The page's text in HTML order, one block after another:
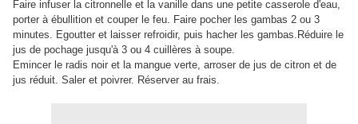
Faire infuser la citronnelle et la vanille dans une petite casserole d'eau,
porter à ébullition et couper le feu. Faire pocher les gambas 2 ou 3
minutes. Egoutter et laisser refroidir, puis hacher les gambas.Réduire le
jus de pochage jusqu'à 3 ou 4 cuillères à soupe.
Emincer le radis noir et la mangue verte, arroser de jus de citron et de
jus réduit. Saler et poivrer. Réserver au frais.